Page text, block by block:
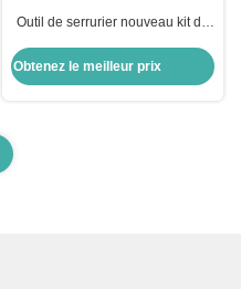
Outil de serrurier nouveau kit de
de déverrouillage rapide
Obtenez le meilleur prix